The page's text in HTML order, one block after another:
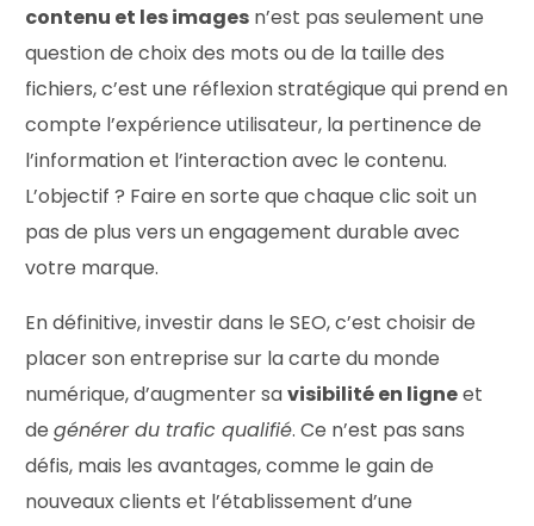
contenu et les images n’est pas seulement une
question de choix des mots ou de la taille des
fichiers, c’est une réflexion stratégique qui prend en
compte l’expérience utilisateur, la pertinence de
l’information et l’interaction avec le contenu.
L’objectif ? Faire en sorte que chaque clic soit un
pas de plus vers un engagement durable avec
votre marque.
En définitive, investir dans le SEO, c’est choisir de
placer son entreprise sur la carte du monde
numérique, d’augmenter savisibilité en ligneet
degénérer du trafic qualifié. Ce n’est pas sans
défis, mais les avantages, comme le gain de
nouveaux clients et l’établissement d’une